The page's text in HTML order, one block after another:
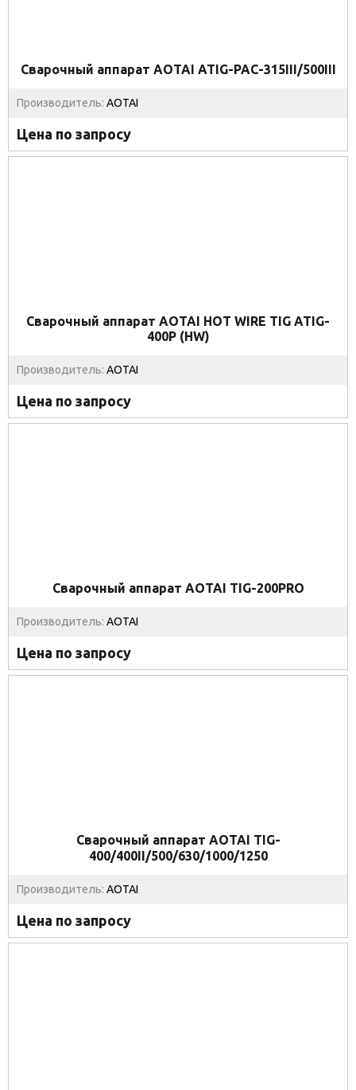
Сварочный аппарат AOTAI ATIG-PAC-315III/500III
Производитель: AOTAI
Цена по запросу
Сварочный аппарат AOTAI HOT WIRE TIG ATIG-
400P (HW)
Производитель: AOTAI
Цена по запросу
Сварочный аппарат AOTAI TIG-200PRO
Производитель: AOTAI
Цена по запросу
Сварочный аппарат AOTAI TIG-
400/400II/500/630/1000/1250
Производитель: AOTAI
Цена по запросу